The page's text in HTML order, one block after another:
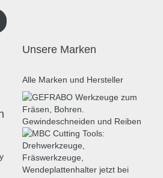
Unsere Marken
Alle Marken und Hersteller